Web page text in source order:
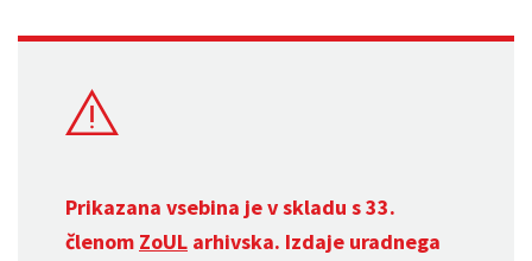
Prikazana vsebina je v skladu s 33.
členom ZoUL arhivska. Izdaje uradnega